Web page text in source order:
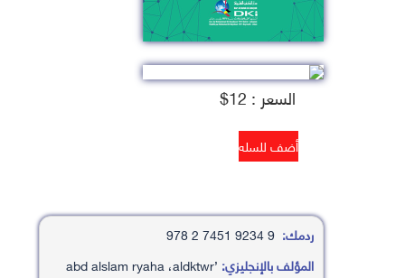
السعر : 12$
ردمك:
المؤلف بالإنجليزي: ’abd alslam ryaha ،aldktwr